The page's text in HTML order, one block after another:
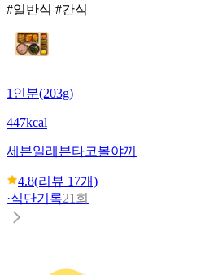
#일반식 #간식
1인분(203g)
447kcal
세븐일레븐타코볼야끼
4.8(리뷰 17개)
·식단기록21회